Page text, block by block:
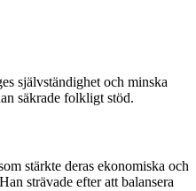
självständighet och minska
säkrade folkligt stöd.
stärkte deras ekonomiska och
strävade efter att balansera